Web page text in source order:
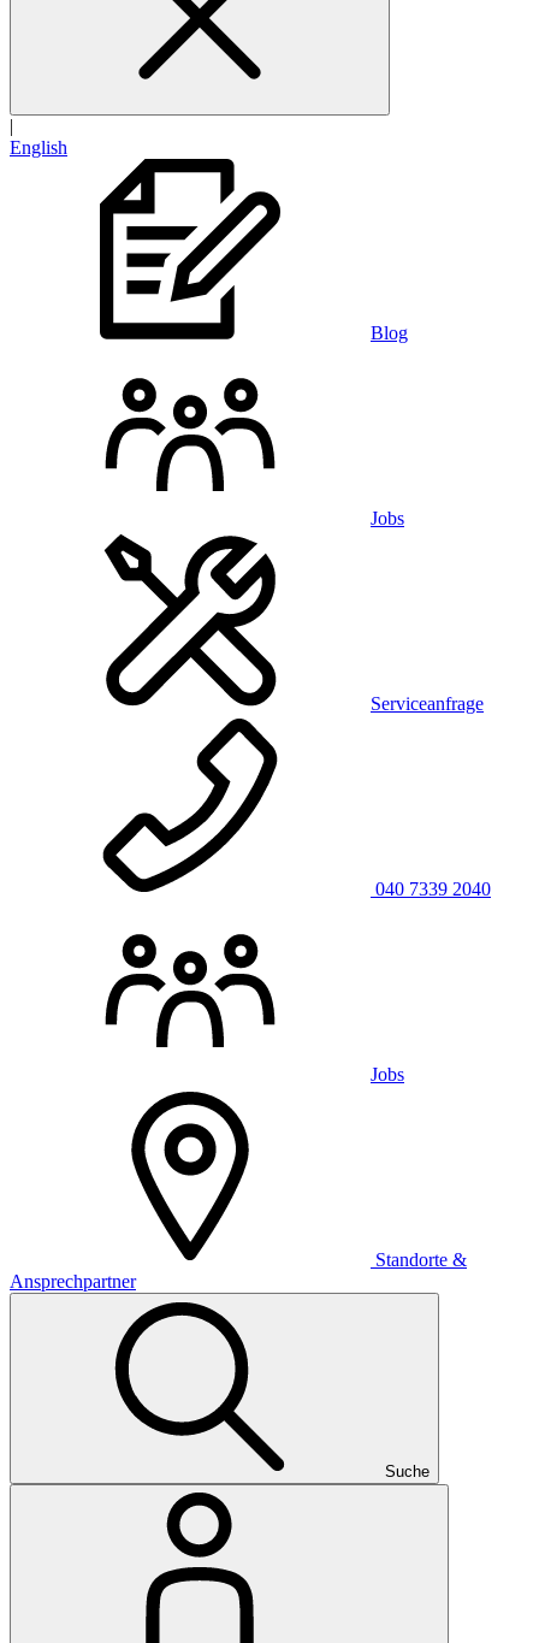
|
English
Blog
Jobs
Serviceanfrage
040 7339 2040
Jobs
Standorte &
Ansprechpartner
Suche